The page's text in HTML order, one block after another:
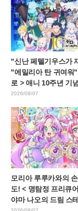
"신난 페텔기우스가
"에밀리아 탄 귀여워"
로 > 애니 10주년 기
얼 공개
2026/08/07
모리아 루루카와의
도! < 명탐정 프리큐
야마 나오의 드림 스